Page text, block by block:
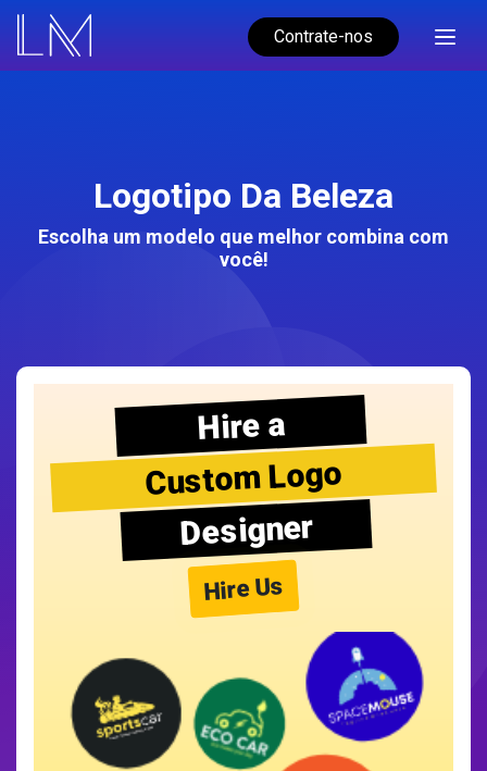
Contrate-nos
Logotipo Da Beleza
Escolha um modelo que melhor combina com
você!
Hire a
Custom Logo
Designer
Hire Us